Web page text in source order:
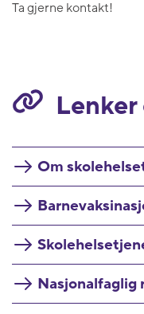
Ta gjerne kontakt!
Om
Nasjonalfaglig